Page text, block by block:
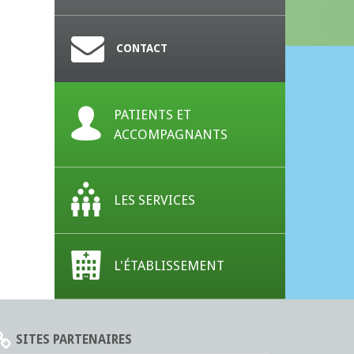
CONTACT
PATIENTS ET
ACCOMPAGNANTS
LES SERVICES
L'ÉTABLISSEMENT
SITES PARTENAIRES